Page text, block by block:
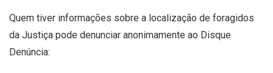
Quem tiver informações sobre a localização de foragidos
da Justiça pode denunciar anonimamente ao Disque
Denúncia: